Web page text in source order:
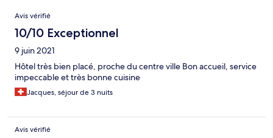
Avis
Avis vérifié
10/10 Exceptionnel
9 juin 2021
Hôtel très bien placé, proche du centre ville Bon accueil, service
impeccable et très bonne cuisine
Jacques, séjour de 3 nuits
Avis vérifié